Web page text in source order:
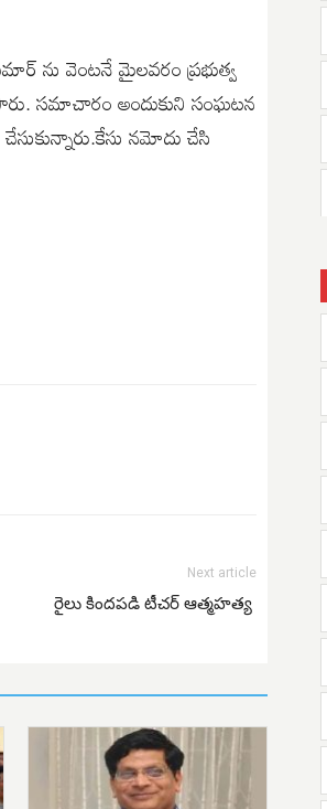
ను వెంటనే మైలవరం ప్రభుత్వ
సమాచారం అందుకుని సంఘటన
నమోదు చేసి
Next article
రైలు కిందపడి టీచర్ ఆత్మహత్య